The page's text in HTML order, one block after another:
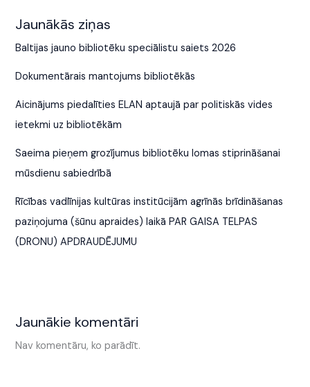
Jaunākās ziņas
Baltijas jauno bibliotēku speciālistu saiets 2026
Dokumentārais mantojums bibliotēkās
Aicinājums piedalīties ELAN aptaujā par politiskās vides
ietekmi uz bibliotēkām
Saeima pieņem grozījumus bibliotēku lomas stiprināšanai
mūsdienu sabiedrībā
Rīcības vadlīnijas kultūras institūcijām agrīnās brīdināšanas
paziņojuma (šūnu apraides) laikā PAR GAISA TELPAS
(DRONU) APDRAUDĒJUMU
Jaunākie komentāri
Nav komentāru, ko parādīt.